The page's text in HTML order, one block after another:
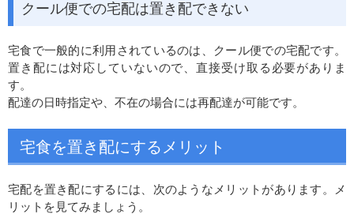
クール便での宅配は置き配できない
宅食で一般的に利用されているのは、クール便での宅配です。
置き配には対応していないので、直接受け取る必要がありま
す。
配達の日時指定や、不在の場合には再配達が可能です。
宅食を置き配にするメリット
宅配を置き配にするには、次のようなメリットがあります。メ
リットを見てみましょう。